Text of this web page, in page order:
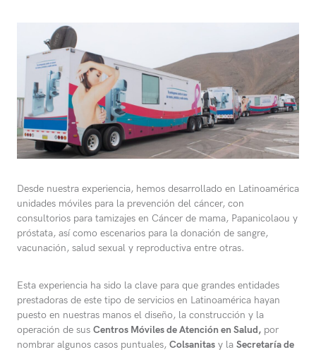
Desde nuestra experiencia, hemos desarrollado en Latinoamérica
unidades móviles para la prevención del cáncer, con
consultorios para tamizajes en Cáncer de mama, Papanicolaou y
próstata, así como escenarios para la donación de sangre,
vacunación, salud sexual y reproductiva entre otras.
Esta experiencia ha sido la clave para que grandes entidades
prestadoras de este tipo de servicios en Latinoamérica hayan
puesto en nuestras manos el diseño, la construcción y la
operación de sus Centros Móviles de Atención en Salud, por
nombrar algunos casos puntuales, Colsanitas y la Secretaría de